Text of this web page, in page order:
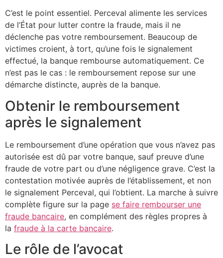
C’est le point essentiel. Perceval alimente les services
de l’État pour lutter contre la fraude, mais il ne
déclenche pas votre remboursement. Beaucoup de
victimes croient, à tort, qu’une fois le signalement
effectué, la banque rembourse automatiquement. Ce
n’est pas le cas : le remboursement repose sur une
démarche distincte, auprès de la banque.
Obtenir le remboursement
après le signalement
Le remboursement d’une opération que vous n’avez pas
autorisée est dû par votre banque, sauf preuve d’une
fraude de votre part ou d’une négligence grave. C’est la
contestation motivée auprès de l’établissement, et non
le signalement Perceval, qui l’obtient. La marche à suivre
complète figure sur la page se faire rembourser une
fraude bancaire, en complément des règles propres à
la fraude à la carte bancaire.
Le rôle de l’avocat